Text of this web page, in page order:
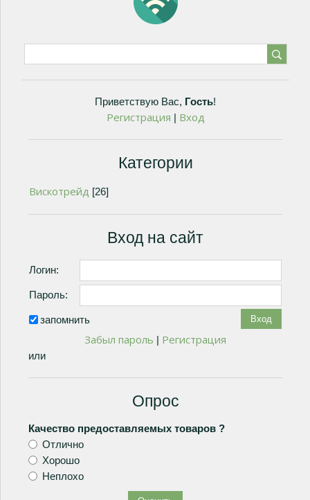
Приветствую Вас, Гость!
Регистрация | Вход
Категории
Вискотрейд [26]
Вход на сайт
Логин:
Пароль:
запомнить
Забыл пароль | Регистрация
или
Опрос
Качество предоставляемых товаров ?
Отлично
Хорошо
Неплохо